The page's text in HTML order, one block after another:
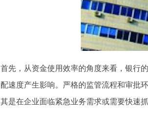
首先，从资金使用效率的角度来看，银行
配速度产生影响。严格的监管流程和审批
其是在企业面临紧急业务需求或需要快速抓